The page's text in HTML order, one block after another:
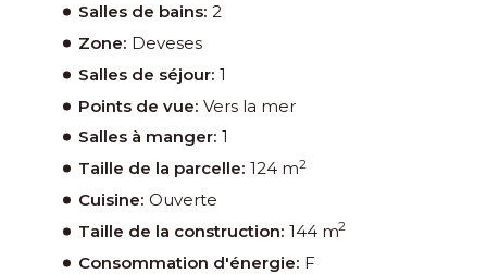
Salles de bains: 2
Zone: Deveses
Salles de séjour: 1
Points de vue: Vers la mer
Salles à manger: 1
Taille de la parcelle: 124 m2
Cuisine: Ouverte
Taille de la construction: 144 m2
Consommation d'énergie: F